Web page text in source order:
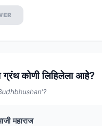
ग्रंथ कोणी लिहिलेला आहे?
महाराज